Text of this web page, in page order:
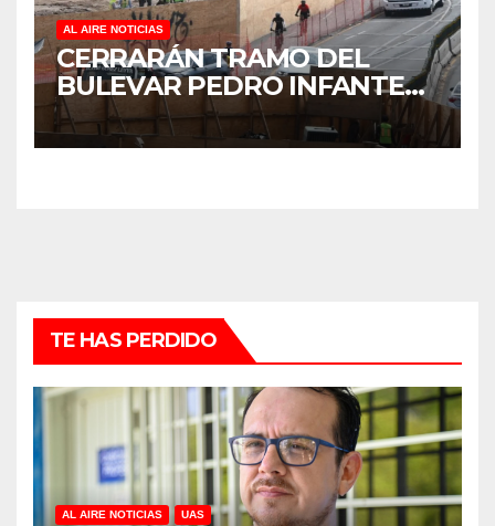
AL AIRE NOTICIAS
CERRARÁN TRAMO DEL
BULEVAR PEDRO INFANTE
PARA ACELERAR OBRAS
ANTES DEL REGRESO A
TE HAS PERDIDO
AL AIRE NOTICIAS UAS